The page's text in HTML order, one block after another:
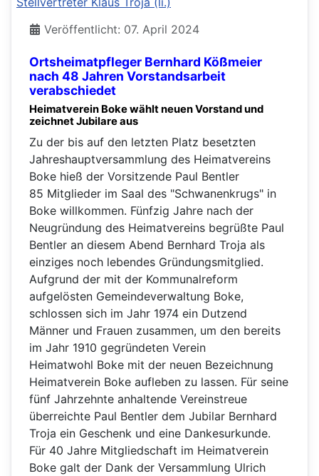
Ortsheimatpfleger Bernhard Kößmeier
nach 48 Jahren Vorstandsarbeit
verabschiedet
Veröffentlicht: 07. April 2024
Heimatverein Boke wählt neuen Vorstand und
zeichnet Jubilare aus
Zu der bis auf den letzten Platz besetzten
Jahreshauptversammlung des Heimatvereins
Boke hieß der Vorsitzende Paul Bentler
85 Mitglieder im Saal des "Schwanenkrugs" in
Boke willkommen. Fünfzig Jahre nach der
Neugründung des Heimatvereins begrüßte Paul
Bentler an diesem Abend Bernhard Troja als
einziges noch lebendes Gründungsmitglied.
Aufgrund der mit der Kommunalreform
aufgelösten Gemeindeverwaltung Boke,
schlossen sich im Jahr 1974 ein Dutzend
Männer und Frauen zusammen, um den bereits
im Jahr 1910 gegründeten Verein
Heimatwohl Boke mit der neuen Bezeichnung
Heimatverein Boke aufleben zu lassen. Für seine
fünf Jahrzehnte anhaltende Vereinstreue
überreichte Paul Bentler dem Jubilar Bernhard
Troja ein Geschenk und eine Dankesurkunde.
Für 40 Jahre Mitgliedschaft im Heimatverein
Boke galt der Dank der Versammlung Ulrich